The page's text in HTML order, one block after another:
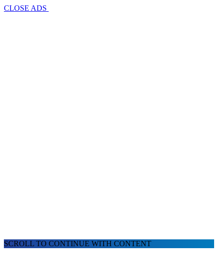
CLOSE ADS
SCROLL TO CONTINUE WITH CONTENT